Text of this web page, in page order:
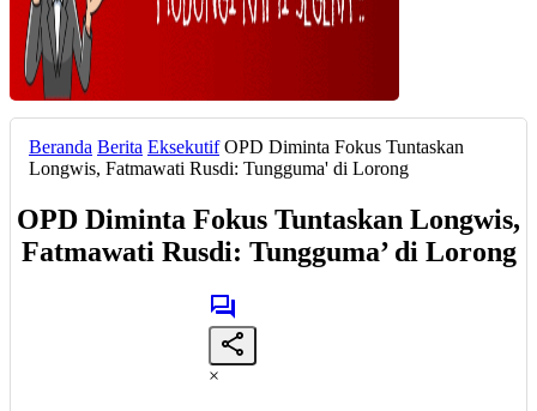
Beranda Berita Eksekutif OPD Diminta Fokus Tuntaskan
Longwis, Fatmawati Rusdi: Tungguma' di Lorong
OPD Diminta Fokus Tuntaskan Longwis,
Fatmawati Rusdi: Tungguma’ di Lorong
×